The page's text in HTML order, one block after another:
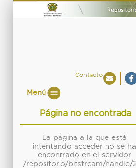
Contacto
Menú
Página no encontrada
La página a la que está
intentando acceder no se ha
encontrado en el servidor
/repositorio/bitstream/handle/